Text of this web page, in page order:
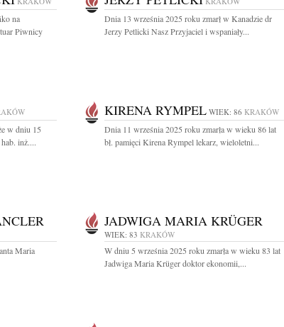
na
Piwnicy
Dnia 13 września 2025 roku zmarł w Kanadzie dr
Jerzy Petlicki Nasz Przyjaciel i wspaniały...
w dniu 15
inż....
KIRENA RYMPEL WIEK: 86 KRAKÓW
Dnia 11 września 2025 roku zmarła w wieku 86 lat
bł. pamięci Kirena Rympel lekarz, wieloletni...
Maria
JADWIGA MARIA KRÜGER
WIEK: 83 KRAKÓW
W dniu 5 września 2025 roku zmarła w wieku 83 lat
Jadwiga Maria Krüger doktor ekonomii,...